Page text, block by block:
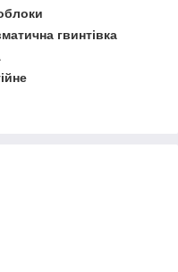
гвинтівка